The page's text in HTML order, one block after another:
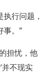
行问题，
。”
担忧，他
并不现实